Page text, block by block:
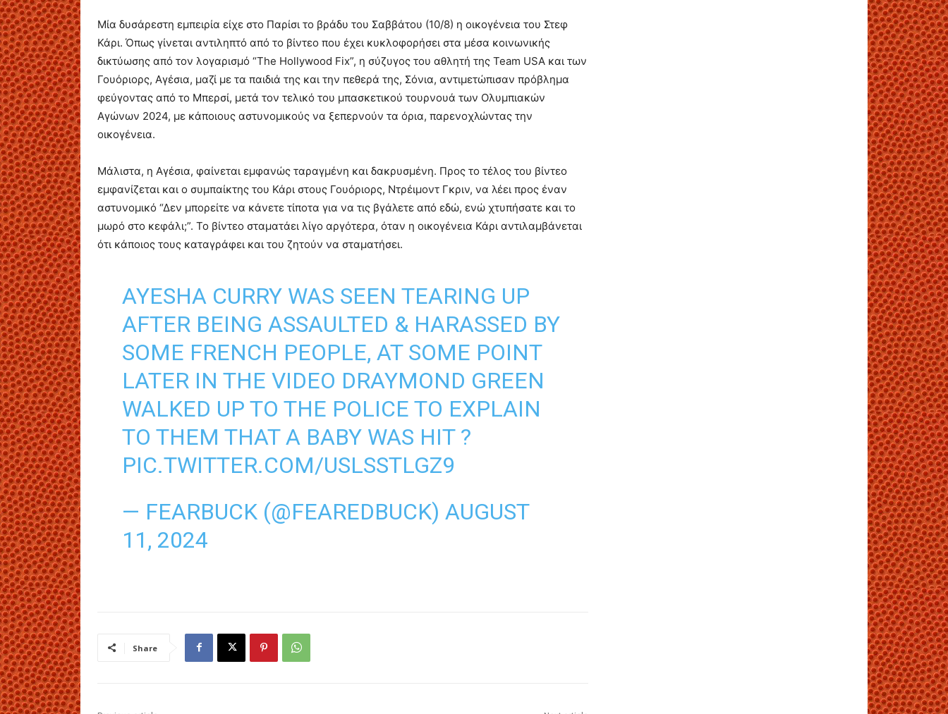
Μία δυσάρεστη εμπειρία είχε στο Παρίσι το βράδυ του Σαββάτου (10/8) η οικογένεια του Στεφ
Κάρι. Όπως γίνεται αντιληπτό από το βίντεο που έχει κυκλοφορήσει στα μέσα κοινωνικής
δικτύωσης από τον λογαρισμό “The Hollywood Fix”, η σύζυγος του αθλητή της Team USA και των
Γουόριορς, Αγέσια, μαζί με τα παιδιά της και την πεθερά της, Σόνια, αντιμετώπισαν πρόβλημα
φεύγοντας από το Μπερσί, μετά τον τελικό του μπασκετικού τουρνουά των Ολυμπιακών
Αγώνων 2024, με κάποιους αστυνομικούς να ξεπερνούν τα όρια, παρενοχλώντας την
οικογένεια.
Μάλιστα, η Αγέσια, φαίνεται εμφανώς ταραγμένη και δακρυσμένη. Προς το τέλος του βίντεο
εμφανίζεται και ο συμπαίκτης του Κάρι στους Γουόριορς, Ντρέιμοντ Γκριν, να λέει προς έναν
αστυνομικό “Δεν μπορείτε να κάνετε τίποτα για να τις βγάλετε από εδώ, ενώ χτυπήσατε και το
μωρό στο κεφάλι;”. Το βίντεο σταματάει λίγο αργότερα, όταν η οικογένεια Κάρι αντιλαμβάνεται
ότι κάποιος τους καταγράφει και του ζητούν να σταματήσει.
AYESHA CURRY WAS SEEN TEARING UP
AFTER BEING ASSAULTED & HARASSED BY
SOME FRENCH PEOPLE, AT SOME POINT
LATER IN THE VIDEO DRAYMOND GREEN
WALKED UP TO THE POLICE TO EXPLAIN
TO THEM THAT A BABY WAS HIT ?
PIC.TWITTER.COM/USLSSTLGZ9
— FEARBUCK (@FEAREDBUCK) AUGUST
11, 2024
Share